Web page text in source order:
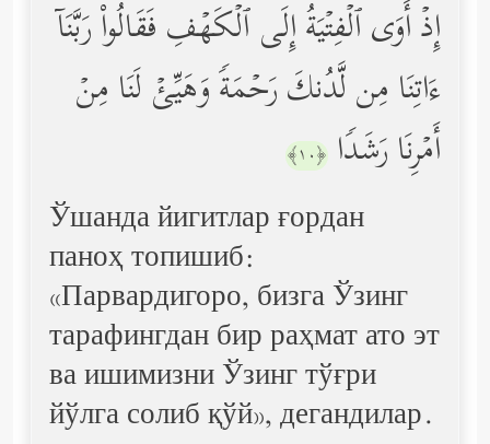
إِذۡ أَوَى ٱلۡفِتۡیَةُ إِلَى ٱلۡكَهۡفِ فَقَالُواْ رَبَّنَاۤ
ءَاتِنَا مِن لَّدُنكَ رَحۡمَةࣰ وَهَیِّئۡ لَنَا مِنۡ
أَمۡرِنَا رَشَدࣰا ﴿١٠﴾
Ўшанда йигитлар ғордан
паноҳ топишиб:
«Парвардигоро, бизга Ўзинг
тарафингдан бир раҳмат ато эт
ва ишимизни Ўзинг тўғри
йўлга солиб қўй», дегандилар.